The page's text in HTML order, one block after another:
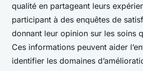
qualité en partageant leurs
participant à des enquêtes de
donnant leur opinion sur les soins
Ces informations peuvent aider
identifier les domaines